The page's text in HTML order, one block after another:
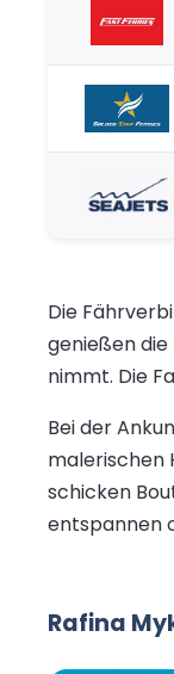
Die
genießen die
nimmt. Die
Bei der
malerischen
schicken
entspannen
Rafina